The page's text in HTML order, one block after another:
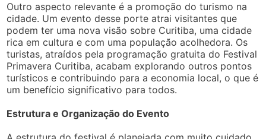
Outro aspecto relevante é a promoção do turismo na
cidade. Um evento desse porte atrai visitantes que
podem ter uma nova visão sobre Curitiba, uma cidade
rica em cultura e com uma população acolhedora. Os
turistas, atraídos pela programação gratuita do Festival
Primavera Curitiba, acabam explorando outros pontos
turísticos e contribuindo para a economia local, o que é
um benefício significativo para todos.
Estrutura e Organização do Evento